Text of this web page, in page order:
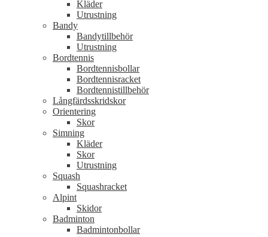
Kläder
Utrustning
Bandy
Bandytillbehör
Utrustning
Bordtennis
Bordtennisbollar
Bordtennisracket
Bordtennistillbehör
Långfärdsskridskor
Orientering
Skor
Simning
Kläder
Skor
Utrustning
Squash
Squashracket
Alpint
Skidor
Badminton
Badmintonbollar